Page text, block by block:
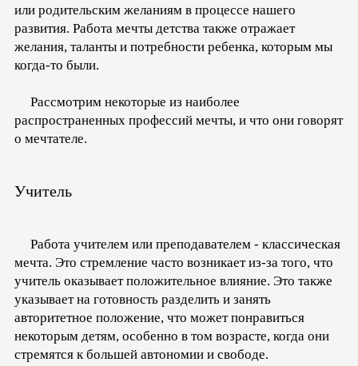
или родительским желаниям в процессе нашего
развития. Работа мечты детства также отражает
желания, таланты и потребности ребенка, которым мы
когда-то были.
Рассмотрим некоторые из наиболее
распространенных профессий мечты, и что они говорят
о мечтателе.
Учитель
Работа учителем или преподавателем - классическая
мечта. Это стремление часто возникает из-за того, что
учитель оказывает положительное влияние. Это также
указывает на готовность разделить и занять
авторитетное положение, что может понравиться
некоторым детям, особенно в том возрасте, когда они
стремятся к большей автономии и свободе.